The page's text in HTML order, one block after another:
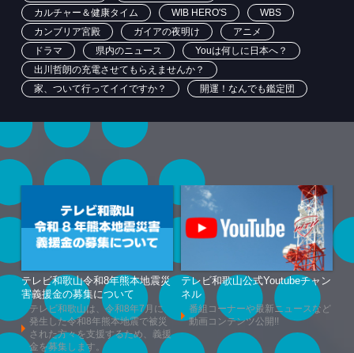
カルチャー＆健康タイム WIB HERO'S
WBS
カンブリア宮殿
ガイアの夜明け
アニメ
ドラマ
県内のニュース
Youは何しに日本へ？
出川哲朗の充電させてもらえませんか？
家、ついて行ってイイですか？
開運！なんでも鑑定団
テレビ和歌山令和8年熊本地震災
害義援金の募集について
テレビ和歌山は、令和8年7月に
発生した令和8年熊本地震で被災
された方々を支援するため、義援
金を募集します。
テレビ和歌山公式Youtubeチャン
ネル
番組コーナーや最新ニュースなど
動画コンテンツ公開!!